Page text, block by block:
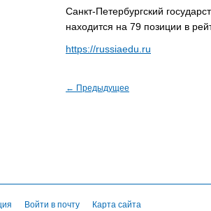
Санкт-Петербургский
находится на 79 позиции в
https://russiaedu.ru
← Предыдущее
Войти в почту Карта сайта